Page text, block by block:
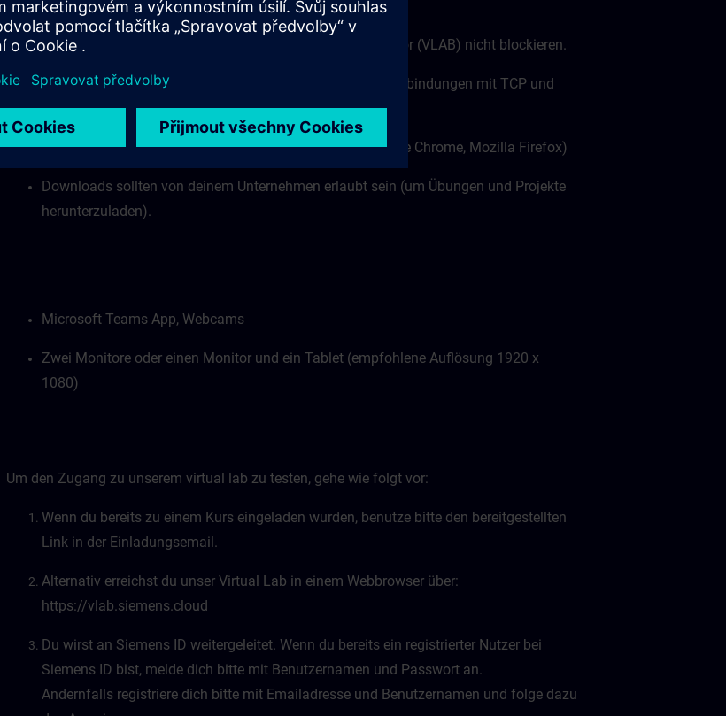
Mbit/s erforderlich.
Deine Firewall darf den Zugang zu unserem virtuellen Labor (VLAB) nicht blockieren.
Deine Firewall darf den Zugriff auf Websockets (wss:// Verbindungen mit TCP und
HTTPS mit Port 443) nicht blockieren.
Webbrowser mit HTML5-Unterstützung (empfohlen: Google Chrome, Mozilla Firefox)
Downloads sollten von deinem Unternehmen erlaubt sein (um Übungen und Projekte
herunterzuladen).
Microsoft Teams App, Webcams
Zwei Monitore oder einen Monitor und ein Tablet (empfohlene Auflösung 1920 x
1080)
Um den Zugang zu unserem virtual lab zu testen, gehe wie folgt vor:
Wenn du bereits zu einem Kurs eingeladen wurden, benutze bitte den bereitgestellten
Link in der Einladungsemail.
Alternativ erreichst du unser Virtual Lab in einem Webbrowser über:
https://vlab.siemens.cloud
Du wirst an Siemens ID weitergeleitet. Wenn du bereits ein registrierter Nutzer bei
Siemens ID bist, melde dich bitte mit Benutzernamen und Passwort an.
Andernfalls registriere dich bitte mit Emailadresse und Benutzernamen und folge dazu